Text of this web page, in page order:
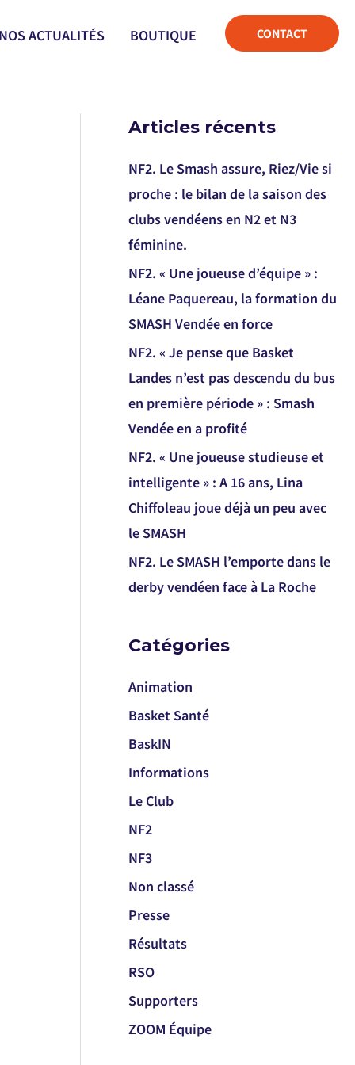
ACTUALITÉS BOUTIQUE CONTACT
Articles récents
NF2. Le Smash assure, Riez/Vie si
proche : le bilan de la saison des
clubs vendéens en N2 et N3
féminine.
NF2. « Une joueuse d’équipe » :
Léane Paquereau, la formation du
SMASH Vendée en force
NF2. « Je pense que Basket
Landes n’est pas descendu du bus
en première période » : Smash
Vendée en a profité
NF2. « Une joueuse studieuse et
intelligente » : A 16 ans, Lina
Chiffoleau joue déjà un peu avec
le SMASH
NF2. Le SMASH l’emporte dans le
derby vendéen face à La Roche
Catégories
Animation
Basket Santé
BaskIN
Informations
Le Club
NF2
NF3
Non classé
Presse
Résultats
RSO
Supporters
ZOOM Équipe